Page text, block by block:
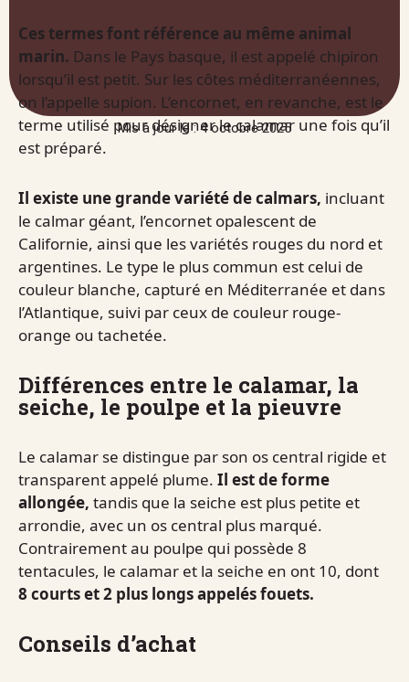
Mis à jour le : 4 octobre 2025
Ces termes font référence au même animal
marin. Dans le Pays basque, il est appelé chipiron
lorsqu’il est petit. Sur les côtes méditerranéennes,
on l’appelle supion. L’encornet, en revanche, est le
terme utilisé pour désigner le calamar une fois qu’il
est préparé.
Il existe une grande variété de calmars, incluant
le calmar géant, l’encornet opalescent de
Californie, ainsi que les variétés rouges du nord et
argentines. Le type le plus commun est celui de
couleur blanche, capturé en Méditerranée et dans
l’Atlantique, suivi par ceux de couleur rouge-
orange ou tachetée.
Différences entre le calamar, la
seiche, le poulpe et la pieuvre
Le calamar se distingue par son os central rigide et
transparent appelé plume. Il est de forme
allongée, tandis que la seiche est plus petite et
arrondie, avec un os central plus marqué.
Contrairement au poulpe qui possède 8
tentacules, le calamar et la seiche en ont 10, dont
8 courts et 2 plus longs appelés fouets.
Conseils d’achat